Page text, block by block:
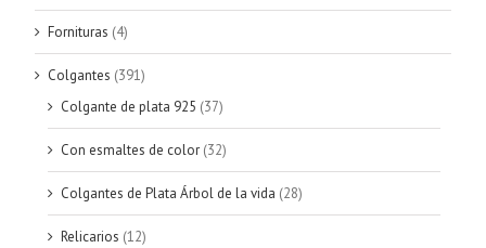
Fornituras (4)
Colgantes (391)
Colgante de plata 925 (37)
Con esmaltes de color (32)
Colgantes de Plata Árbol de la vida (28)
Relicarios (12)